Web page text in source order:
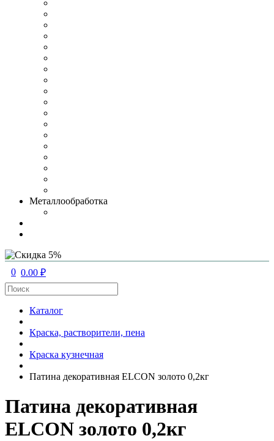
Металлообработка
0 0.00 ₽
Каталог
Краска, растворители, пена
Краска кузнечная
Патина декоративная ELCON золото 0,2кг
Патина декоративная
ELCON золото 0,2кг